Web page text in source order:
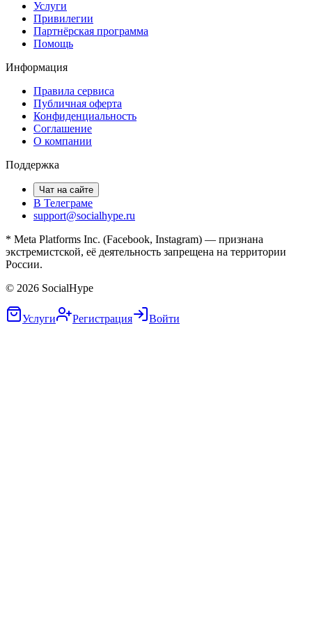
Услуги
Привилегии
Партнёрская программа
Помощь
Информация
Правила сервиса
Публичная оферта
Конфиденциальность
Соглашение
О компании
Поддержка
Чат на сайте
В Телеграме
support@socialhype.ru
* Meta Platforms Inc. (Facebook, Instagram) — признана
экстремистской, её деятельность запрещена на территории
России.
© 2026 SocialHype
Услуги Регистрация Войти